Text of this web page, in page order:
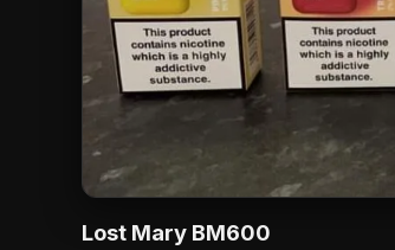
Lost Mary BM600